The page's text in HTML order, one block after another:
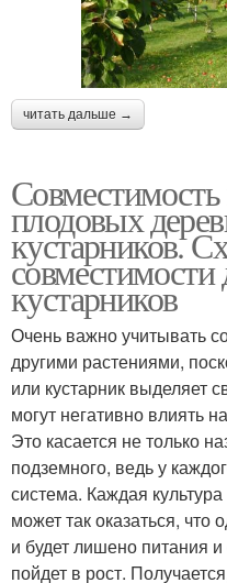
читать дальше →
плодовых
кустарников.
совместимости
кустарников
Очень важно учитывать
другими растениями,
или кустарник выделяет
могут негативно влиять
Это касается не только
подземного, ведь у
система. Каждая
может так оказаться, что
и будет лишено питания и
пойдет в рост.